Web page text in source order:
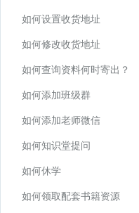
如何设置收货地址
如何修改收货地址
如何查询资料何时寄出？
如何添加班级群
如何添加老师微信
如何知识堂提问
如何休学
如何领取配套书籍资源